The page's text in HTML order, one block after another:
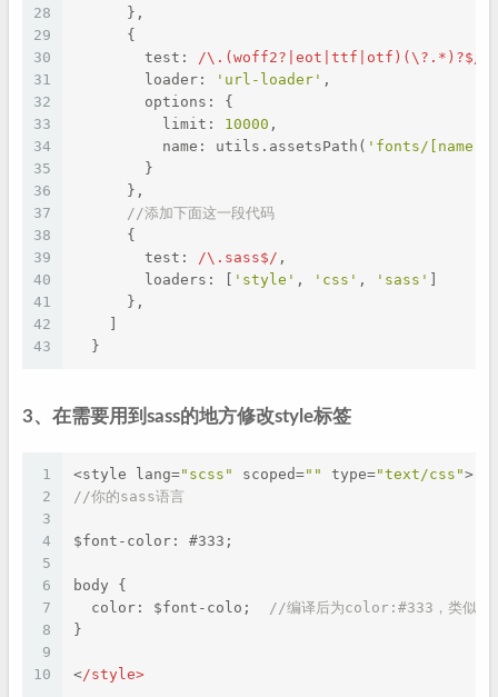
28
29
30
31
32
33
34
35
36
37
38
39
40
41
42
43
      },
      {
        test:
/\.(woff2?|eot|ttf|otf)(\?.*)?$/
        loader:
'url-loader' ,
        options: {
          limit:
10000 ,
          name: utils.assetsPath(
'fonts/
        }
      },
//添加下面这一段代码
      {
        test:
/\.sass$/ ,
        loaders: [
'style' , 'css' , 'sass'
      },
  }
3、在需要用到sass的地方修改style标签
1
2
3
4
5
6
7
8
9
10
<style lang="scss" scoped="" type="text/css">
//你的sass语言
$font-color: #333;
body {
  color: $font-colo;
//编译后为color:#333，类似于
}
</style>